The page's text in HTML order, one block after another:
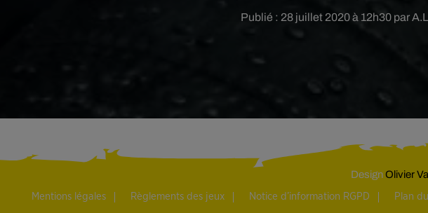
Publié : 28 juillet 2020 à 12h30 par
DesignOlivier
Mentions légales Règlements des jeux Notice d’information RGPD Plan